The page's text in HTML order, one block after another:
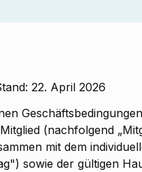
22. April 2026
(nachfolgend
mit dem
sowie der gültigen